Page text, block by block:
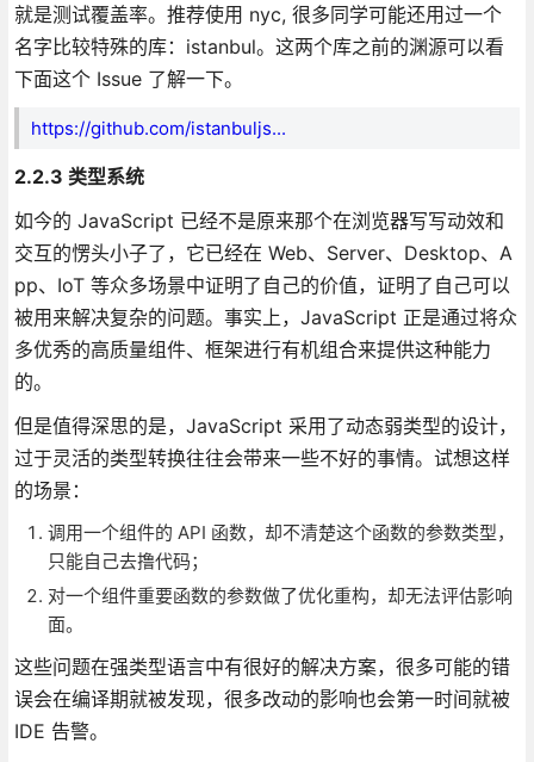
就是测试覆盖率。推荐使用 nyc, 很多同学可能还用过一个
名字比较特殊的库：istanbul。这两个库之前的渊源可以看
下面这个 Issue 了解一下。
https://github.com/istanbuljs...
2.2.3 类型系统
如今的 JavaScript 已经不是原来那个在浏览器写写动效和
交互的愣头小子了，它已经在 Web、Server、Desktop、A
pp、IoT 等众多场景中证明了自己的价值，证明了自己可以
被用来解决复杂的问题。事实上，JavaScript 正是通过将众
多优秀的高质量组件、框架进行有机组合来提供这种能力
的。
但是值得深思的是，JavaScript 采用了动态弱类型的设计，
过于灵活的类型转换往往会带来一些不好的事情。试想这样
的场景：
调用一个组件的 API 函数，却不清楚这个函数的参数类型，
只能自己去撸代码；
对一个组件重要函数的参数做了优化重构，却无法评估影响
面。
这些问题在强类型语言中有很好的解决方案，很多可能的错
误会在编译期就被发现，很多改动的影响也会第一时间就被
IDE 告警。